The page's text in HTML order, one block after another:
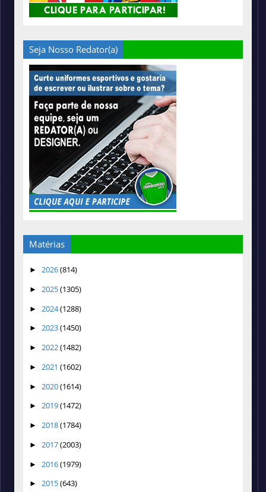
Seja Nosso Redator(a)
Matérias
► 2026(814)
► 2025(1305)
► 2024(1288)
► 2023(1450)
► 2022(1482)
► 2021 (1602)
► 2020(1614)
► 2019(1472)
► 2018(1784)
► 2017(2003)
► 2016(1979)
► 2015(643)